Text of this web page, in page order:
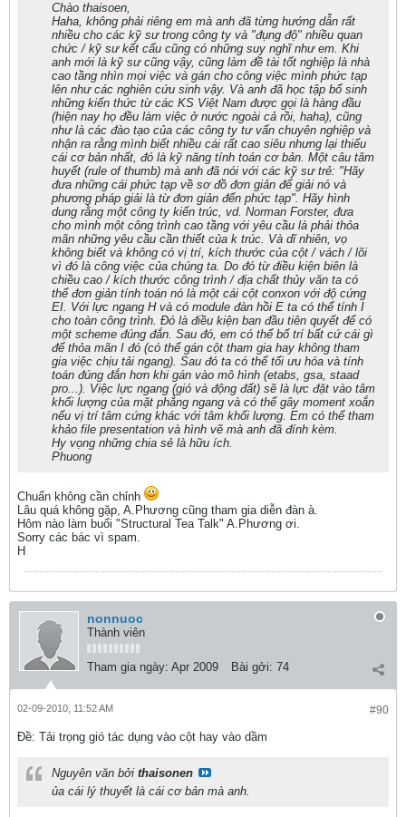
Chào thaisoen,
Haha, không phải riêng em mà anh đã từng hướng dẫn rất
nhiều cho các kỹ sư trong công ty và "đụng độ" nhiều quan
chức / kỹ sư kết cấu cũng có những suy nghĩ như em. Khi
anh mới là kỹ sư cũng vậy, cũng làm đề tài tốt nghiệp là nhà
cao tầng nhìn mọi việc và gán cho công việc mình phức tạp
lên như các nghiên cứu sinh vậy. Và anh đã học tập bổ sinh
những kiến thức từ các KS Việt Nam được gọi là hàng đầu
(hiện nay họ đều làm việc ở nước ngoài cả rồi, haha), cũng
như là các đào tạo của các công ty tư vấn chuyên nghiệp và
nhận ra rằng mình biết nhiều cái rất cao siêu nhưng lại thiếu
cái cơ bản nhất, đó là kỹ năng tính toán cơ bản. Một câu tâm
huyết (rule of thumb) mà anh đã nói với các kỹ sư trẻ: "Hãy
đưa những cái phức tạp về sơ đồ đơn giản để giải nó và
phương pháp giải là từ đơn giản đến phức tạp". Hãy hình
dung rằng một công ty kiến trúc, vd. Norman Forster, đưa
cho mình một công trình cao tầng với yêu cầu là phải thỏa
mãn những yêu cầu cần thiết của k trúc. Và dĩ nhiên, vọ
không biết và không có vị trí, kích thước của cột / vách / lõi
vì đó là công việc của chúng ta. Do đó từ điều kiện biên là
chiều cao / kích thước công trình / địa chất thủy văn ta có
thể đơn giản tính toán nó là một cái cột conxon với độ cứng
EI. Với lực ngang H và có module đàn hồi E ta có thể tính I
cho toàn công trình. Đó là điều kiện ban đầu tiên quyết để có
một scheme đúng đắn. Sau đó, em có thể bố trí bất cứ cái gì
để thỏa mãn I đó (có thể gán cột tham gia hay không tham
gia việc chịu tải ngang). Sau đó ta có thể tối ưu hóa và tính
toán đúng đắn hơn khi gán vào mô hình (etabs, gsa, staad
pro...). Việc lực ngang (gió và động đất) sẽ là lực đặt vào tâm
khối lượng của mặt phẳng ngang và có thể gây moment xoắn
nếu vị trí tâm cứng khác với tâm khối lượng. Em có thể tham
khảo file presentation và hình vẽ mà anh đã đính kèm.
Hy vọng những chia sẻ là hữu ích.
Phuong
Chuẩn không cần chỉnh
Lâu quá không gặp, A.Phương cũng tham gia diễn đàn à.
Hôm nào làm buổi "Structural Tea Talk" A.Phương ơi.
Sorry các bác vì spam.
H
nonnuoc
Thành viên
Tham gia ngày: Apr 2009 Bài gởi: 74
#90
02-09-2010, 11:52 AM
Ðề: Tải trọng gió tác dụng vào cột hay vào dầm
Nguyên văn bởi thaisonen
ủa cái lý thuyết là cái cơ bản mà anh.